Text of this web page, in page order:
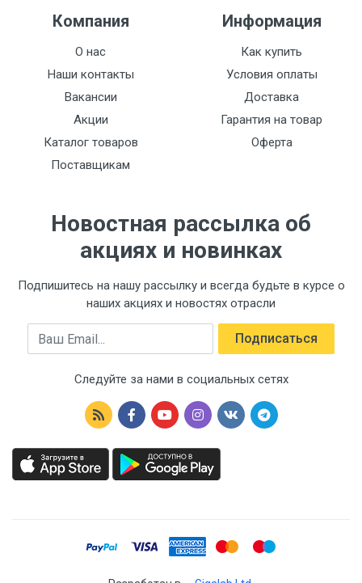
Компания
О нас
Наши контакты
Вакансии
Акции
Каталог товаров
Поставщикам
Информация
Как купить
Условия оплаты
Доставка
Гарантия на товар
Оферта
Новостная рассылка об
акциях и новинках
Подпишитесь на нашу рассылку и всегда будьте в курсе о
наших акциях и новостях отрасли
Email Подписаться
Следуйте за нами в социальных сетях